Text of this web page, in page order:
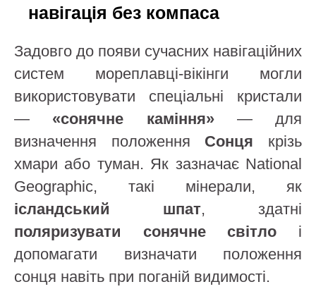
навігація без компаса
Задовго до появи сучасних навігаційних
систем мореплавці-вікінги могли
використовувати спеціальні кристали
— «сонячне каміння»— для
визначення положення Сонця крізь
хмари або туман. Як зазначає National
Geographic, такі мінерали, як
ісландський шпат, здатні
поляризувати сонячне світло і
допомагати визначати положення
сонця навіть при поганій видимості.